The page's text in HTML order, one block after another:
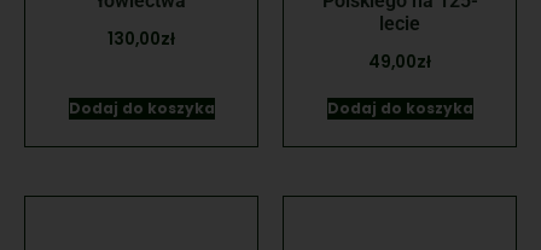
130,00zł
Dodaj do koszyka
lecie
49,00zł
Dodaj do koszyka